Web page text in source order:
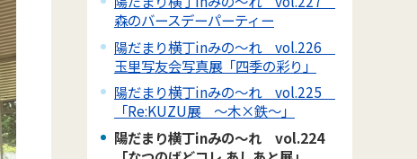
森のバースデーパーティー
陽だまり横丁inみの～れ vol.226
玉里写友会写真展「四季の彩り」
陽だまり横丁inみの～れ vol.225
「Re:KUZU展 ～木×鉄～」
陽だまり横丁inみの～れ vol.224